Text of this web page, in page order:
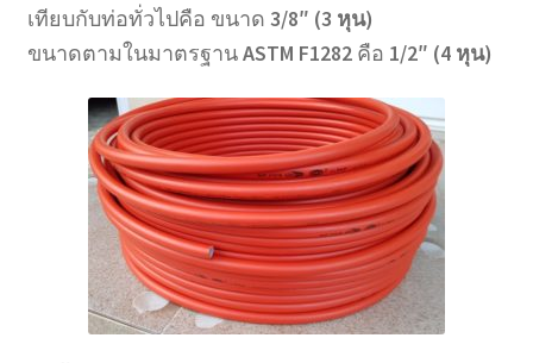
เทียบกับท่อทั่วไปคือ ขนาด 3/8″ (3 หุน)
ขนาดตามในมาตรฐานASTM F1282คือ 1/2″ (4 หุน)